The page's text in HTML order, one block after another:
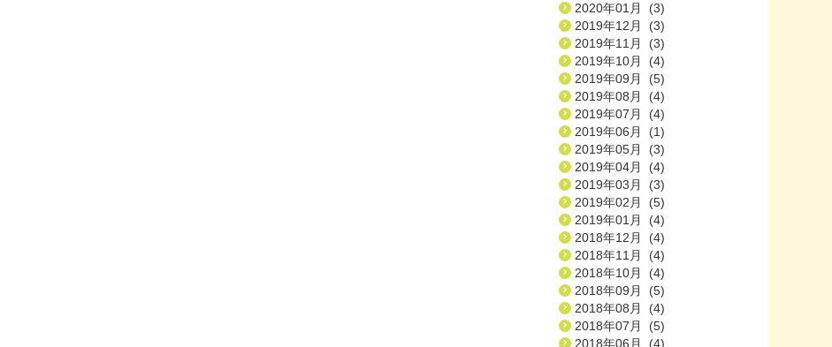
2020年01月 (3)
2019年12月 (3)
2019年11月 (3)
2019年10月 (4)
2019年09月 (5)
2019年08月 (4)
2019年07月 (4)
2019年06月 (1)
2019年05月 (3)
2019年04月 (4)
2019年03月 (3)
2019年02月 (5)
2019年01月 (4)
2018年12月 (4)
2018年11月 (4)
2018年10月 (4)
2018年09月 (5)
2018年08月 (4)
2018年07月 (5)
2018年06月 (4)